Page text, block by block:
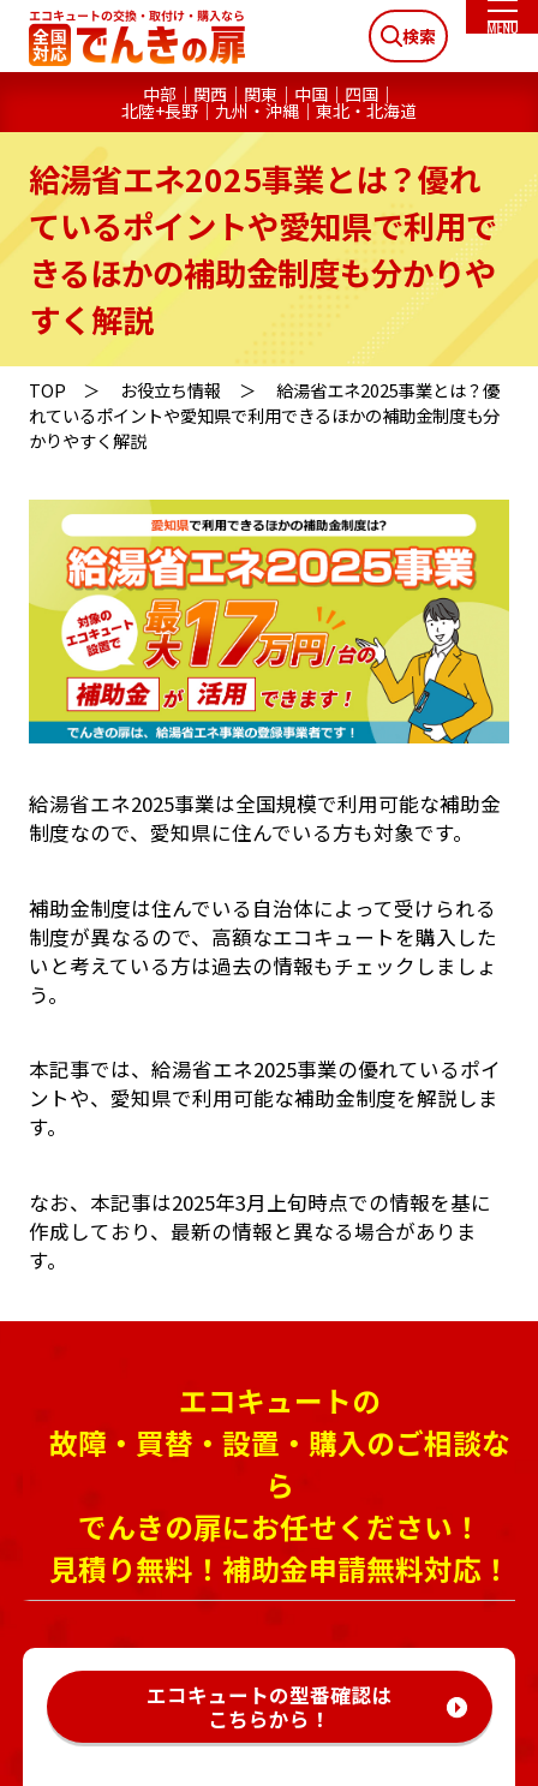
検索
中部 関西 関東 中国 四国
北陸+長野 九州・沖縄 東北・北海道
給湯省エネ2025事業とは？優れ
ているポイントや愛知県で利用で
きるほかの補助金制度も分かりや
すく解説
TOP お役立ち情報
給湯省エネ2025事業とは？優
れているポイントや愛知県で利用できるほかの補助金制度も分
かりやすく解説
給湯省エネ2025事業は全国規模で利用可能な補助金
制度なので、愛知県に住んでいる方も対象です。
補助金制度は住んでいる自治体によって受けられる
制度が異なるので、高額なエコキュートを購入した
いと考えている方は過去の情報もチェックしましょ
う。
本記事では、給湯省エネ2025事業の優れているポイ
ントや、愛知県で利用可能な補助金制度を解説しま
す。
なお、本記事は2025年3月上旬時点での情報を基に
作成しており、最新の情報と異なる場合がありま
す。
エコキュートの
故障・買替・設置・購入のご相談な
ら
でんきの扉にお任せください！
見積り無料！補助金申請無料対応！
エコキュートの型番確認は
こちらから！